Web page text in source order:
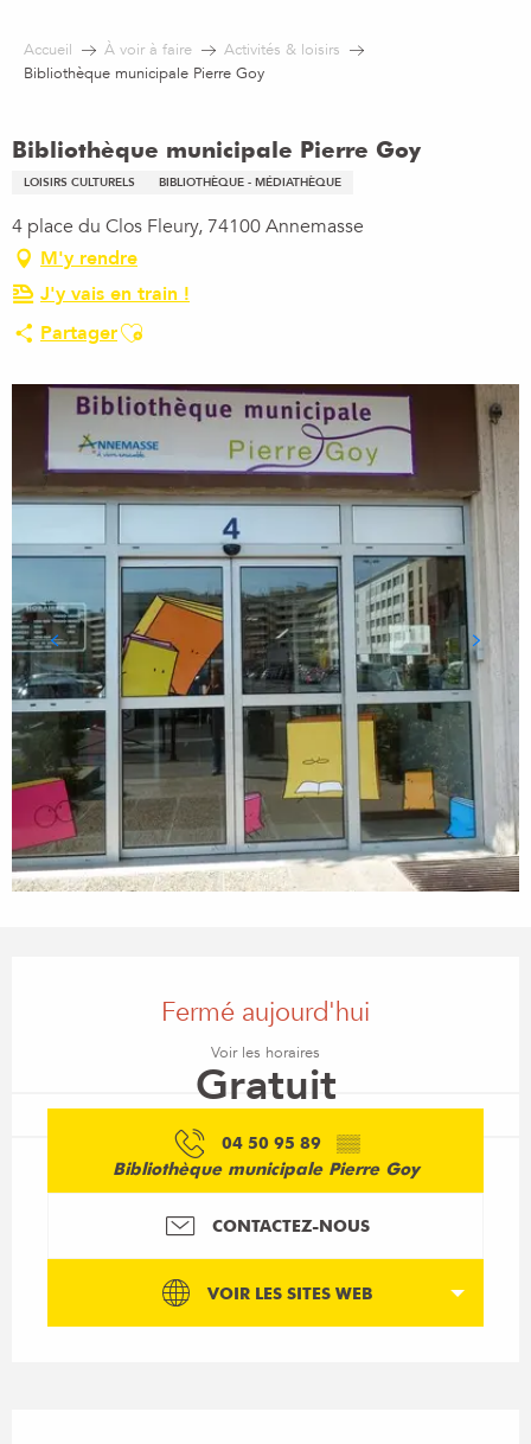
contenu
Accueil À voir à faire
Activités & loisirs
Bibliothèque municipale Pierre Goy
Bibliothèque municipale Pierre Goy
LOISIRS CULTURELS BIBLIOTHÈQUE - MÉDIATHÈQUE
4 place du Clos Fleury, 74100 Annemasse
M'y rendre
J'y vais en train !
PartagerAjouter aux favoris
Fermé aujourd'hui
Voir les horaires
Gratuit
04 50 95 89 ▒▒
Bibliothèque municipale Pierre Goy
CONTACTEZ-NOUS
VOIR LES SITES WEB